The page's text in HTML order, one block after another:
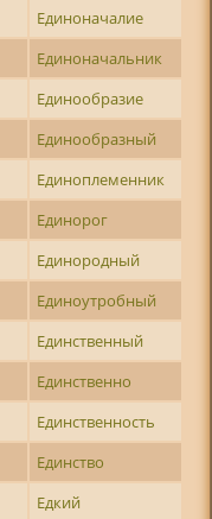
Единоначалие
Единоначальник
Единообразие
Единообразный
Единоплеменник
Единорог
Единородный
Единоутробный
Единственный
Единственно
Единственность
Единство
Едкий